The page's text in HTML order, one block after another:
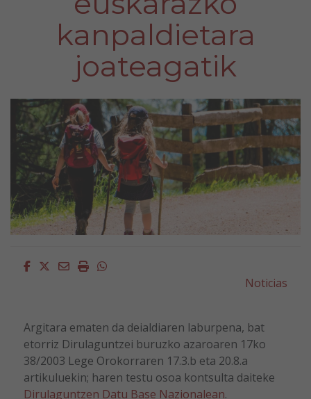
kanpaldietara
joateagatik
Facebook
Twitter
EmailImprimirWhatsapp
Noticias
Argitara ematen da deialdiaren laburpena, bat
etorriz Dirulaguntzei buruzko azaroaren 17ko
38/2003 Lege Orokorraren 17.3.b eta 20.8.a
artikuluekin; haren testu osoa kontsulta daiteke
Dirulaguntzen Datu Base Nazionalean.